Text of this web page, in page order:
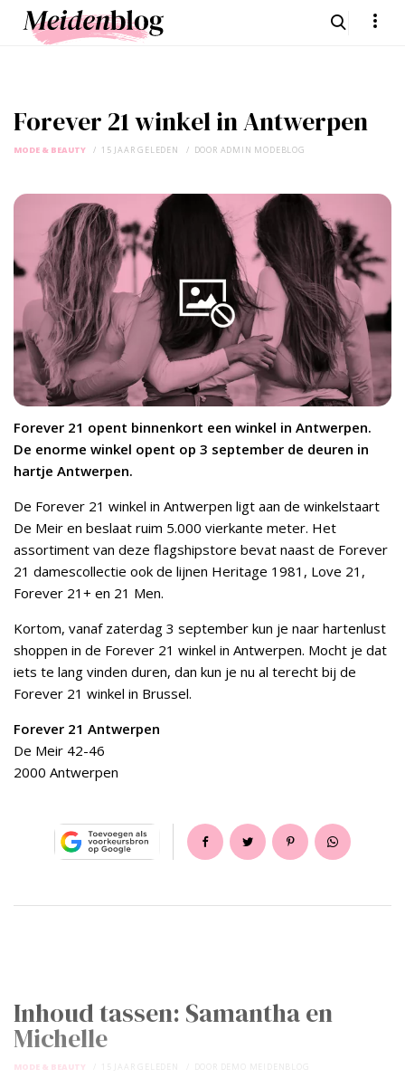
Forever 21 winkel in Antwerpen
MODE & BEAUTY 15 JAAR GELEDEN DOOR ADMIN MODEBLOG
Forever 21 opent binnenkort een winkel in Antwerpen.
De enorme winkel opent op 3 september de deuren in
hartje Antwerpen.
De Forever 21 winkel in Antwerpen ligt aan de winkelstaart
De Meir en beslaat ruim 5.000 vierkante meter. Het
assortiment van deze flagshipstore bevat naast de Forever
21 damescollectie ook de lijnen Heritage 1981, Love 21,
Forever 21+ en 21 Men.
Kortom, vanaf zaterdag 3 september kun je naar hartenlust
shoppen in de Forever 21 winkel in Antwerpen. Mocht je dat
iets te lang vinden duren, dan kun je nu al terecht bij de
Forever 21 winkel in Brussel.
Forever 21 Antwerpen
De Meir 42-46
2000 Antwerpen
Inhoud tassen: Samantha en
Michelle
MODE & BEAUTY